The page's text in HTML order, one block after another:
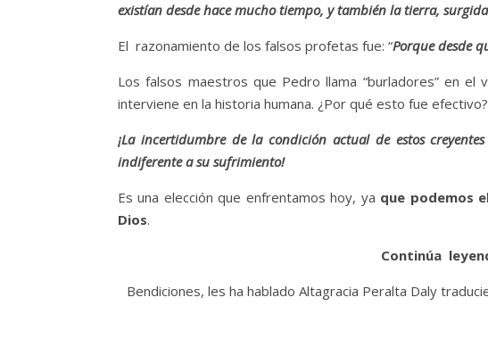
existían desde hace mucho tiempo, y también la tierra,
El razonamiento de los falsos profetas fue: “Porque desde
Los falsos maestros que Pedro llama “burladores” en
interviene en la historia humana. ¿Por qué esto fue
¡La incertidumbre de la condición actual de estos
indiferente a su sufrimiento!
Es una elección que enfrentamos hoy, ya que podemos
Dios.
Continúa
Bendiciones, les ha hablado Altagracia Peralta Daly